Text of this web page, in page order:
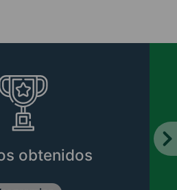
obtenidos